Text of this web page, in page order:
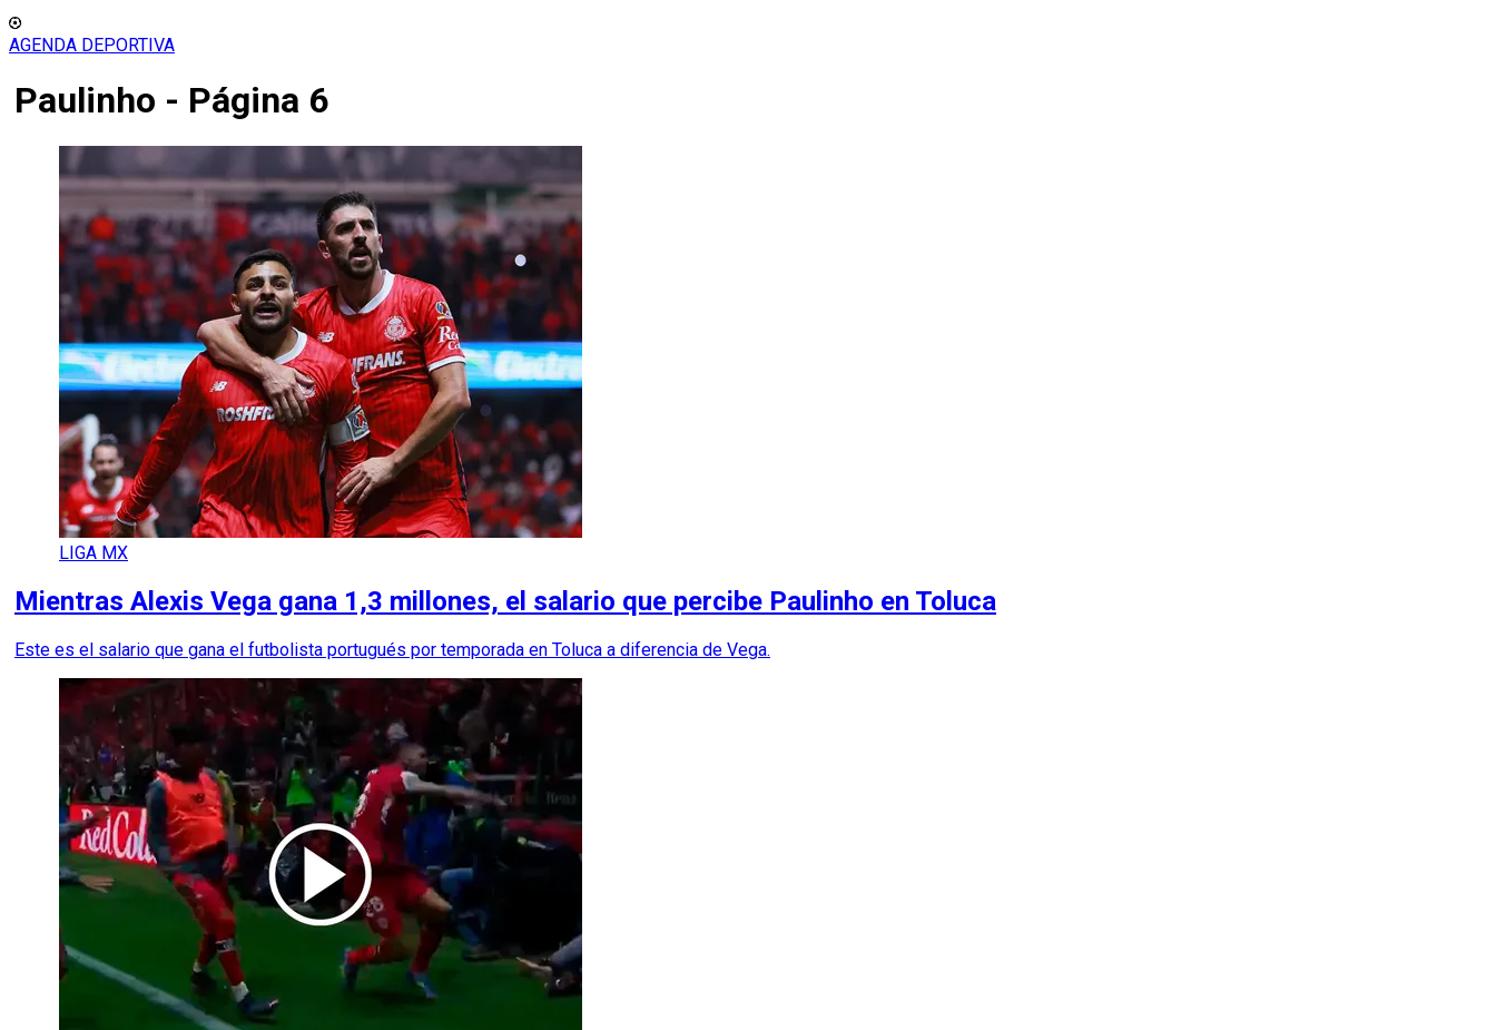
AGENDA DEPORTIVA
Paulinho - Página 6
LIGA MX
Mientras Alexis Vega gana 1,3 millones, el salario que percibe Paulinho en Toluca
Este es el salario que gana el futbolista portugués por temporada en Toluca a diferencia de Vega.